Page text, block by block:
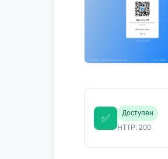
✅
Доступен
HTTP: 200